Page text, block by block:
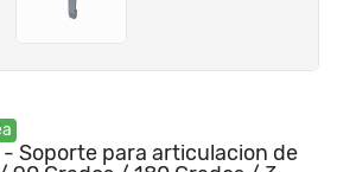
- Soporte para articulacion de